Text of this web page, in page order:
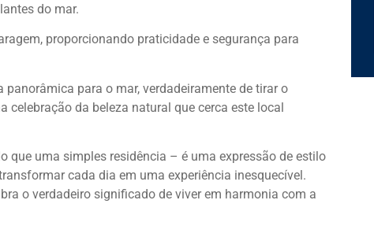
do mar.
proporcionando praticidade e segurança para
para o mar, verdadeiramente de tirar o
celebração da beleza natural que cerca este local
que uma simples residência – é uma expressão de estilo
cada dia em uma experiência inesquecível.
o verdadeiro significado de viver em harmonia com a